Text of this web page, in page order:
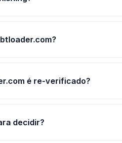
é re-verificado?
decidir?